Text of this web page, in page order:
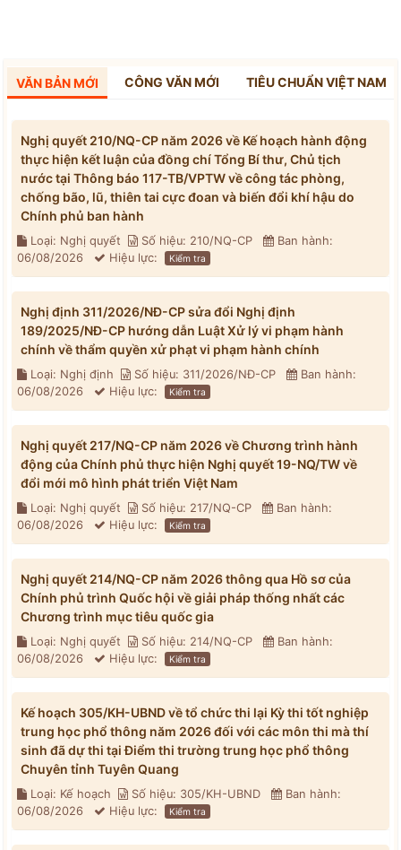
VĂN BẢN MỚI CÔNG VĂN MỚI TIÊU CHUẨN VIỆT NAM
Nghị quyết 210/NQ-CP năm 2026 về Kế hoạch hành động
thực hiện kết luận của đồng chí Tổng Bí thư, Chủ tịch
nước tại Thông báo 117-TB/VPTW về công tác phòng,
chống bão, lũ, thiên tai cực đoan và biến đổi khí hậu do
Chính phủ ban hành
Loại: Nghị quyết Số hiệu: 210/NQ-CP
Ban hành:
06/08/2026
Hiệu lực: Kiểm tra
Nghị định 311/2026/NĐ-CP sửa đổi Nghị định
189/2025/NĐ-CP hướng dẫn Luật Xử lý vi phạm hành
chính về thẩm quyền xử phạt vi phạm hành chính
Loại: Nghị định Số hiệu: 311/2026/NĐ-CP
Ban hành:
06/08/2026
Hiệu lực: Kiểm tra
Nghị quyết 217/NQ-CP năm 2026 về Chương trình hành
động của Chính phủ thực hiện Nghị quyết 19-NQ/TW về
đổi mới mô hình phát triển Việt Nam
Loại: Nghị quyết Số hiệu: 217/NQ-CP
Ban hành:
06/08/2026
Hiệu lực: Kiểm tra
Nghị quyết 214/NQ-CP năm 2026 thông qua Hồ sơ của
Chính phủ trình Quốc hội về giải pháp thống nhất các
Chương trình mục tiêu quốc gia
Loại: Nghị quyết Số hiệu: 214/NQ-CP
Ban hành:
06/08/2026
Hiệu lực: Kiểm tra
Kế hoạch 305/KH-UBND về tổ chức thi lại Kỳ thi tốt nghiệp
trung học phổ thông năm 2026 đối với các môn thi mà thí
sinh đã dự thi tại Điểm thi trường trung học phổ thông
Chuyên tỉnh Tuyên Quang
Loại: Kế hoạch Số hiệu: 305/KH-UBND
Ban hành:
06/08/2026
Hiệu lực: Kiểm tra